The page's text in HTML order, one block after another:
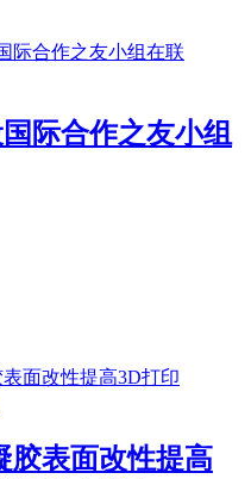
际合作之友小组
胶表面改性提高